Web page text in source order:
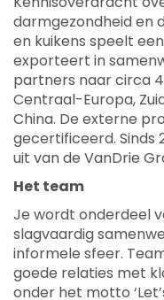
darmgezondheid en
en kuikens speelt
exporteert in
partners naar circa
Centraal-Europa,
China. De externe
gecertificeerd. Sinds
uit van de VanDrie
Het team
Je wordt onderdeel
slagvaardig
informele sfeer.
goede relaties met
onder het motto